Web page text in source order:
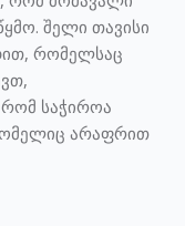
შელი თავისი
რომელსაც
რომ საჭიროა
არაფრით